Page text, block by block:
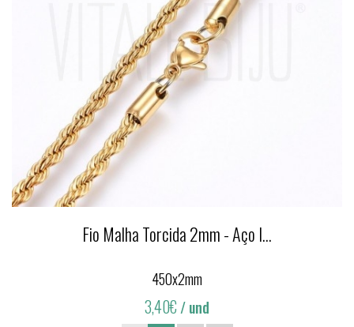
Fio Malha Torcida 2mm - Aço I...
450x2mm
3,40€/ und